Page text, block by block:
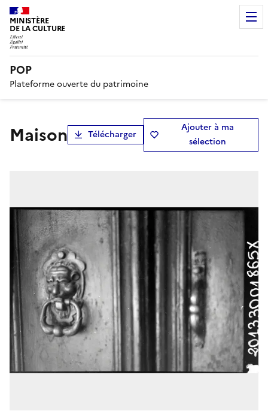
MINISTÈRE
DE LA CULTURE
POP
Plateforme ouverte du patrimoine
maison Télécharger
Ajouter à ma
sélection